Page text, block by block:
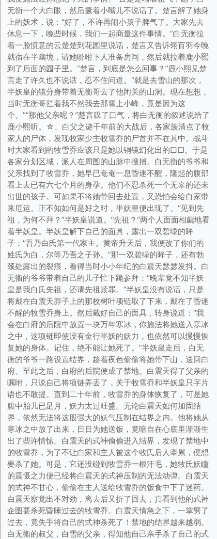
无衡一个大白眼，然后撅着小嘴儿不说话了。楚言解了她身
上的妖术，说：“好了，不许再闹小孩子脾气了。大家先去
休息一下，晚些时候，我们一起商量这件事情。”白无衡拉
着一脸愤意的云楚楚到花园里说话，楚言又告诉翎百羽今晚
就宿在半幽境，请她吩咐下人准备房间，然后就拉着鹿小熙
到了后面的园子里。“楚言，到底是怎么回事？”鹿小熙见楚
言走了许久也不说话，忍不住问道。“就是去雪山的那次，
半妖皇的镜分身带着无衡哥去了他闭关的山洞。现在想想，
当时无衡哥拦着我不然我去那雪上小峰，竟是因为这
个。”“那他父亲呢？”楚言叹了口气，将白无衡的叙述说给了
鹿小熙听。☆、白父之谜千年前的大战后，各家族清点了牧
家人的尸体，发现牧家少主牧雪乔的尸首并不在其中。战斗
时大家看到的牧雪乔应该只是她以铜镜幻化出的□□。于是
各家分划区域，派人在周围的山脉中搜捕。白无衡的爷爷和
父亲找到了牧雪乔，她早已奄奄一息昏迷不醒，隆起的腹部
看上去已有六七个月的身孕。他们不忍杀死一个无辜的还未
出世的孩子。可如果不将她带回去处置，又恐怕会给白家带
来厄运。正不知如何是好之时，半妖皇便出现了。“见到先
祖，为何不拜？”半妖皇说道。“先祖？”两个人面面相觑地看
着半妖皇。半妖皇解下自己的面具，露出一双碧绿的眸
子：“吾乃白氏第一代家主。黄帝升天后，我便改了你们的
姓氏为白，尔等乃吾之子孙。”那一双碧绿的眸子，还有勃
颈处露出的裂痕，看得当时小小年纪的白震天瑟瑟发抖。白
无衡的爷爷带着自己的儿子忙下跪参拜：“晚辈竟不知半妖
皇是我白氏先祖，还请先祖赎罪。”半妖皇没有说话，只是
将戴在白震天脖子上的那枚树叶项链取了下来，戴在了昏迷
不醒的牧雪乔身上。然后戴好自己的面具，转身说道：“我
会在白府的后院中放置一块万年寒冰，你施法将她送入寒冰
之中，这项链即使没有金行半妖的妖力，也依然可以慢慢恢
复她的身体。记住，绝不能让她死了。”半妖皇走后，白无
衡的爷爷一路设置结界，趁着夜色偷偷将她带下山，送回白
府。至此之后，白府的后院便成了禁地。白震天得了父亲的
嘱咐，只说自己将项链弄丢了，关于牧雪乔和半妖皇只字片
语也不敢提。直到二十年前，牧雪乔的身体恢复了，可是她
腹中胎儿已足月，妖力太过旺盛。无论白震天如何加固结
界，依然无法将这股强大的妖气压制在结界之内。他将她从
寒冰之中放了出来，日日为她送饭，竟暗自在心底里渐渐生
出了些许情愫。白震天的式神偷偷进入结界，发现了禁地中
的牧雪乔，为了不让白家和主人被这个牧氏后人牵累，便想
要杀了她。可是，它还没碰到牧雪乔一根汗毛，她牧氏妖瞳
的震慑之力便已经将白震天的式神压制的无法动弹。白震天
的式神不甘心，偷偷在主人送给牧雪乔的饭食中下了迷药。
白震天察觉出不对劲，离去后又折了回去，真看到他的式神
企图要杀死昏睡过去的牧雪乔。白震天情急之下，一掌劈了
过去，竟失手将自己的式神杀死了！禁地的结界越来越弱。
白无衡的叔父，白雪的父亲，得知他自己亲手杀了自己的式